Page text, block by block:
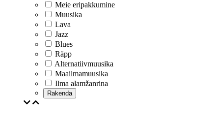
Meie eripakkumine
Muusika
Lava
Jazz
Blues
Räpp
Alternatiivmuusika
Maailmamuusika
Ilma alamžanrina
Rakenda